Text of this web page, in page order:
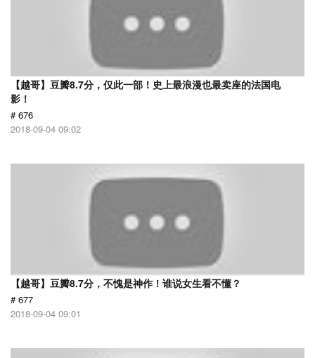
【越哥】豆瓣8.7分，仅此一部！史上最浪漫也最卖座的法国电
影！
# 676
2018-09-04 09:02
【越哥】豆瓣8.7分，不愧是神作！谁说女生看不懂？
# 677
2018-09-04 09:01